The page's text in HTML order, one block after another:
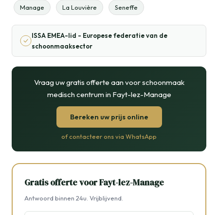
Manage La Louvière Seneffe
ISSA EMEA-lid - Europese federatie van de
schoonmaaksector
Vraag uw gratis offerte aan voor schoonmaak
medisch centrum in Fayt-lez-Manage
Bereken uw prijs online
of contacteer ons via WhatsApp
Gratis offerte voor Fayt-lez-Manage
Antwoord binnen 24u. Vrijblijvend.